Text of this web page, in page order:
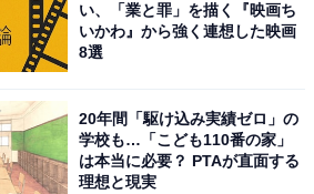
い、「業と罪」を描く『映画ち
いかわ』から強く連想した映画
8選
20年間「駆け込み実績ゼロ」の
学校も…「こども110番の家」
は本当に必要？ PTAが直面する
理想と現実